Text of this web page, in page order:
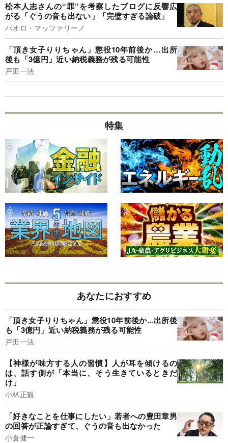
松本人志さんの“罪”を考察したブログに反響広
がる「ぐうの音も出ない」「完璧すぎる論破」
パオロ・マッツァリーノ
「頂き女子りりちゃん」懲役10年前後か…出所
後も「3億円」近い納税義務が残る可能性
戸田一法
特集
あなたにおすすめ
「頂き女子りりちゃん」懲役10年前後か...出所後
も「3億円」近い納税義務が残る可能性
戸田一法
【神様が味方する人の習慣】人が耳を傾けるの
は、話す側が「本当に、そう生きているときだ
け」
小林正観
「好きなことを仕事にしたい」若者への豊田章男
の回答が正論すぎて、ぐうの音も出なかった
小倉健一